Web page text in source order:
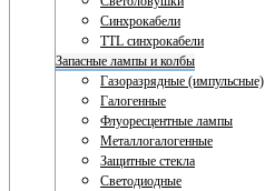
Синхрокабели
TTL синхрокабели
Запасные лампы и колбы
Газоразрядные (импульсные)
Галогенные
Флуоресцентные лампы
Металлогалогенные
Защитные стекла
Светодиодные